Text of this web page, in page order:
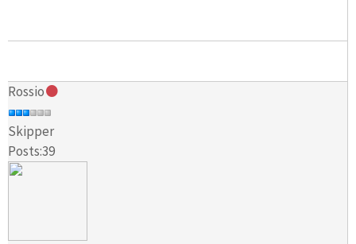
Rossio
Skipper
Posts:39